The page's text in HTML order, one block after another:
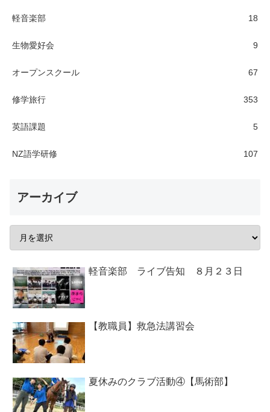
軽音楽部 18
生物愛好会 9
オープンスクール 67
修学旅行 353
英語課題 5
NZ語学研修 107
アーカイブ
軽音楽部 ライブ告知 ８月２３日
【教職員】救急法講習会
夏休みのクラブ活動④【馬術部】